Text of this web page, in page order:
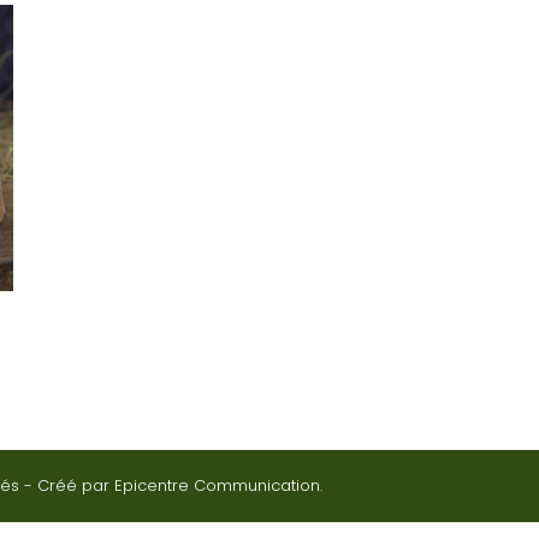
- Créé par Epicentre Communication.